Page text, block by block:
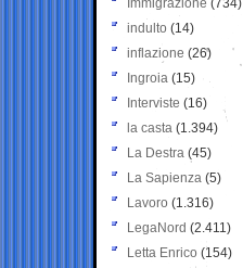
Immigrazione (734)
indulto (14)
inflazione (26)
Ingroia (15)
Interviste (16)
la casta (1.394)
La Destra (45)
La Sapienza (5)
Lavoro (1.316)
LegaNord (2.411)
Letta Enrico (154)